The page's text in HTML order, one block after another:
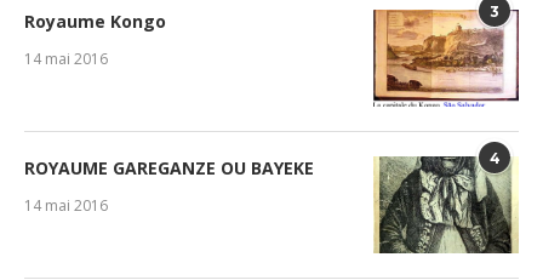
3
Royaume Kongo
14 mai 2016
4
ROYAUME GAREGANZE OU BAYEKE
14 mai 2016